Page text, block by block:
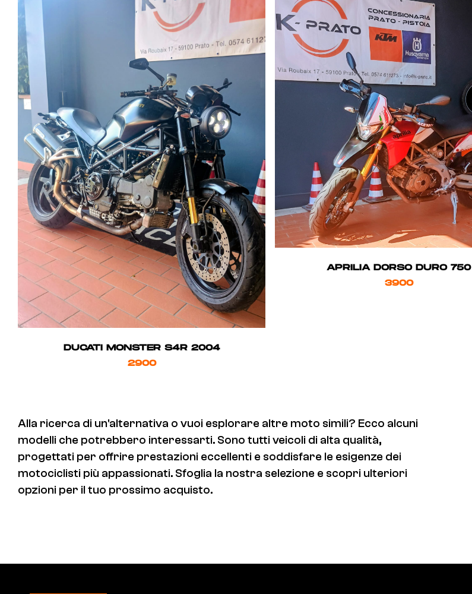
DUCATI MONSTER S4R 2004
2900
APRILIA DORSO DURO 750
3900
Alla ricerca di un'alternativa o vuoi esplorare altre moto simili? Ecco alcuni
modelli che potrebbero interessarti. Sono tutti veicoli di alta qualità,
progettati per offrire prestazioni eccellenti e soddisfare le esigenze dei
motociclisti più appassionati. Sfoglia la nostra selezione e scopri ulteriori
opzioni per il tuo prossimo acquisto.